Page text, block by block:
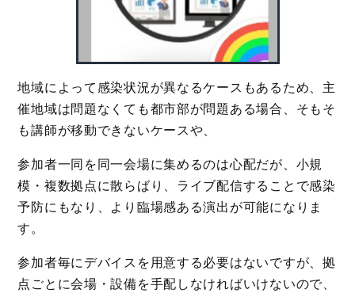
地域によって感染状況が異なるケースもあるため、主
催地域は問題なくても都市部が問題ある場合、そもそ
も講師が移動できないケースや、
参加者一同を同一会場に集めるのは心配だが、小規
模・複数拠点に散らばり、ライブ配信することで感染
予防にもなり、より臨場感ある演出が可能になりま
す。
参加者毎にデバイスを用意する必要はないですが、拠
点ごとに会場・設備を手配しなければいけないので、